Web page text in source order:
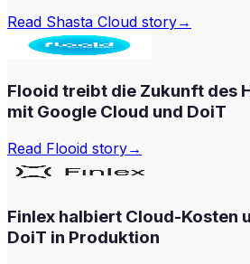
Read Shasta Cloud story→
Flooid treibt die Zukunft des
mit Google Cloud und DoiT
Read Flooid story→
Finlex halbiert Cloud-Kosten
DoiT in Produktion